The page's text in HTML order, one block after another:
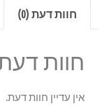
חוות דעת (0)
חוות דעת
אין עדיין חוות דעת.